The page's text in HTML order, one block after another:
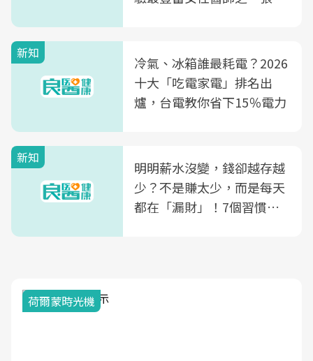
光田醫院建構360度女性健
康照護生態圈
新知
冷氣、冰箱誰最耗電？2026
十大「吃電家電」排名出
爐，台電教你省下15％電力
新知
明明薪水沒變，錢卻越存越
少？不是賺太少，而是每天
都在「漏財」！7個習慣一
荷爾蒙時光機